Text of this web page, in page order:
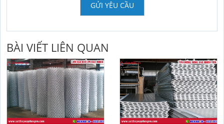
GỬI YÊU CẦU
BÀI VIẾT LIÊN QUAN